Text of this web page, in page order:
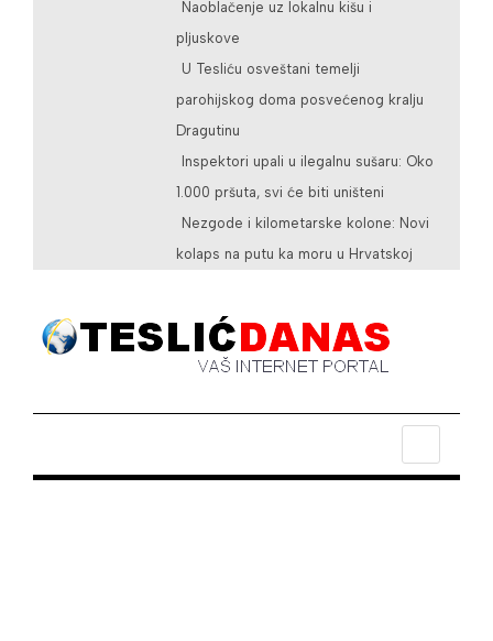
Naoblačenje uz lokalnu kišu i
pljuskove
U Tesliću osveštani temelji
parohijskog doma posvećenog kralju
Dragutinu
Inspektori upali u ilegalnu sušaru: Oko
1.000 pršuta, svi će biti uništeni
Nezgode i kilometarske kolone: Novi
kolaps na putu ka moru u Hrvatskoj